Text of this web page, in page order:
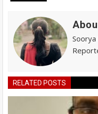
RELATED POSTS